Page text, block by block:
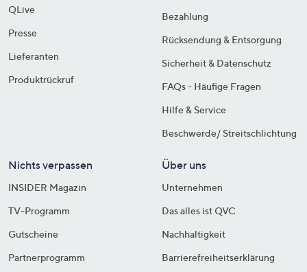
QLive
Presse
Lieferanten
Produktrückruf
Bezahlung
Rücksendung & Entsorgung
Sicherheit & Datenschutz
FAQs - Häufige Fragen
Hilfe & Service
Beschwerde/ Streitschlichtung
Nichts verpassen
INSIDER Magazin
TV-Programm
Gutscheine
Partnerprogramm
Über uns
Unternehmen
Das alles ist QVC
Nachhaltigkeit
Barrierefreiheitserklärung